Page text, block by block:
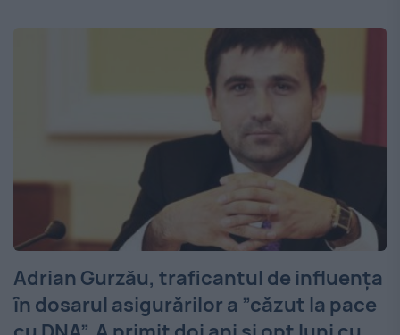
Adrian Gurzău, traficantul de influența
în dosarul asigurărilor a ”căzut la pace